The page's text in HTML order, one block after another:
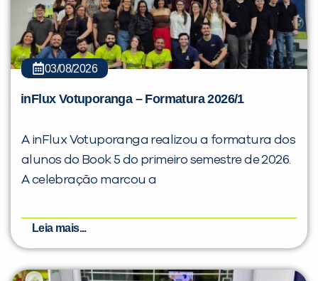
03/08/2026
inFlux Votuporanga – Formatura 2026/1
A inFlux Votuporanga realizou a formatura dos
alunos do Book 5 do primeiro semestre de 2026.
A celebração marcou a
Leia mais...